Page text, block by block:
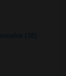
(38)